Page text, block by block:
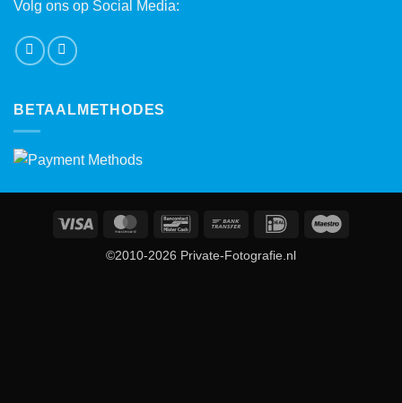
Volg ons op Social Media:
BETAALMETHODES
Visa MasterCardBancontactBank
IDeal
©2010-2026 Private-Fotografie.nl